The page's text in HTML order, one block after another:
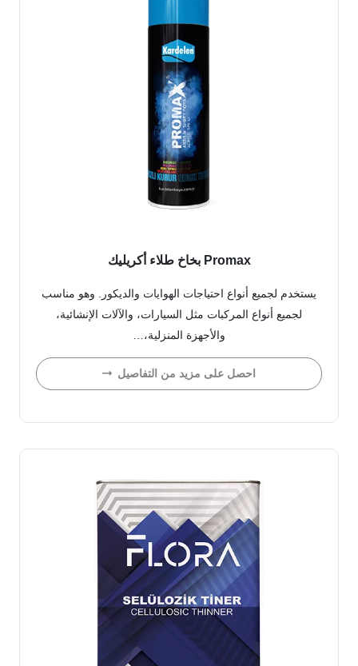
Promax بخاخ طلاء أكريليك
يستخدم لجميع أنواع احتياجات الهوايات والديكور. وهو مناسب
لجميع أنواع المركبات مثل السيارات، والآلات الإنشائية،
والأجهزة المنزلية،…
احصل على مزيد من التفاصيل